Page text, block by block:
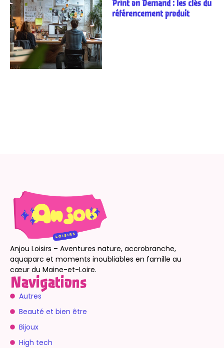
Print on Demand : les clés du
référencement produit
Anjou Loisirs – Aventures nature, accrobranche,
aquaparc et moments inoubliables en famille au
cœur du Maine-et-Loire.
Navigations
Autres
Beauté et bien être
Bijoux
High tech